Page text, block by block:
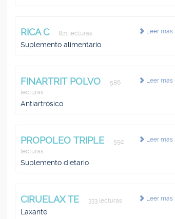
Leer más
RICA C 821 lecturas
Suplemento alimentario
Leer más
FINARTRIT POLVO
586
lecturas
Antiartrósico
Leer más
PROPOLEO TRIPLE
592
lecturas
Suplemento dietario
Leer más
CIRUELAX TE 333 lecturas
Laxante